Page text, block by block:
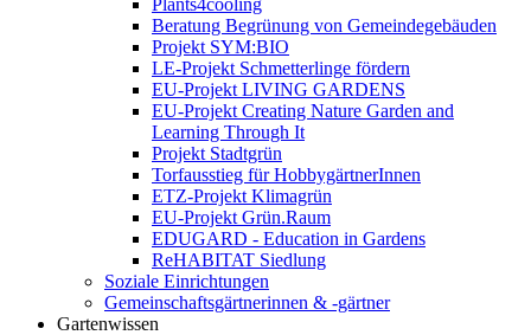
Plants4cooling
Beratung Begrünung von Gemeindegebäuden
Projekt SYM:BIO
LE-Projekt Schmetterlinge fördern
EU-Projekt LIVING GARDENS
EU-Projekt Creating Nature Garden and
Learning Through It
Projekt Stadtgrün
Torfausstieg für HobbygärtnerInnen
ETZ-Projekt Klimagrün
EU-Projekt Grün.Raum
EDUGARD - Education in Gardens
ReHABITAT Siedlung
Soziale Einrichtungen
Gemeinschaftsgärtnerinnen & -gärtner
Gartenwissen